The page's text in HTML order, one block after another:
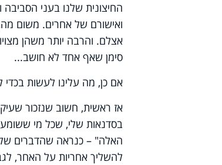
החיצונית שלנו בעני
ואישורם של אחרים. משום
אצלם. והרבה יותר משהן
סימן שאף אחד לא חושב...
אם כן, מה עלינו לעשות
אז ראשית, חשוב שנזכור
בסדנאות שלי, שכל מי
האלה" – כנראה שהדברים
להשליך אחריות על האחר,